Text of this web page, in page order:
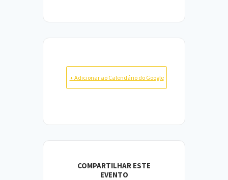
+ Adicionar ao Calendário do Google
COMPARTILHAR ESTE
EVENTO